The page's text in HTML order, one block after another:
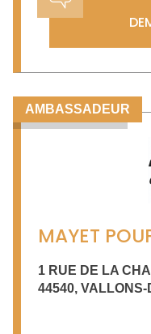
AMBASSADEUR
MAYET
1 RUE DE LA
44540, VALLONS-